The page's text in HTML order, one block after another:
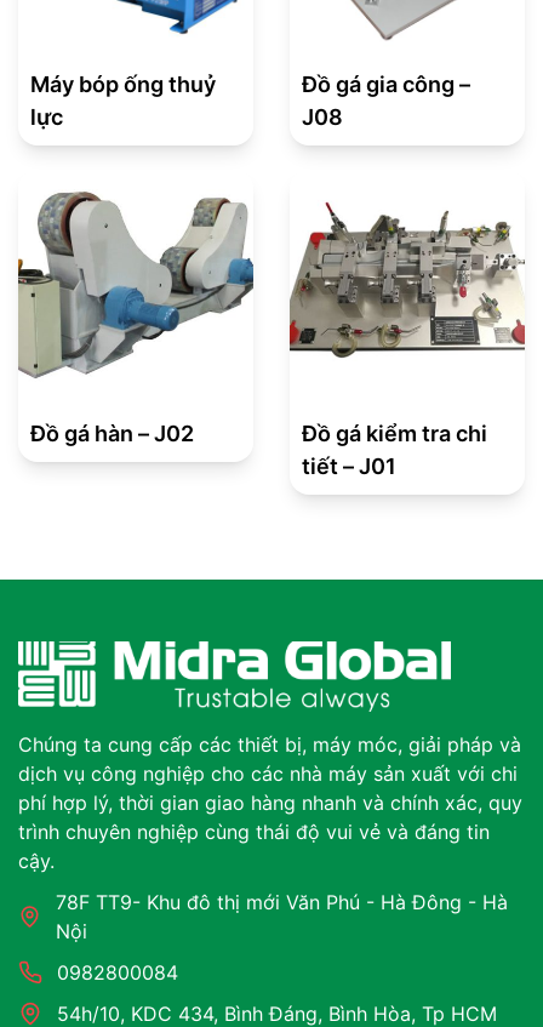
Máy bóp ống thuỷ
lực
Đồ gá gia công –
J08
Đồ gá hàn – J02
Đồ gá kiểm tra chi
tiết – J01
Chúng ta cung cấp các thiết bị, máy móc, giải pháp và
dịch vụ công nghiệp cho các nhà máy sản xuất với chi
phí hợp lý, thời gian giao hàng nhanh và chính xác, quy
trình chuyên nghiệp cùng thái độ vui vẻ và đáng tin
cậy.
78F TT9- Khu đô thị mới Văn Phú - Hà Đông - Hà
Nội
0982800084
54h/10, KDC 434, Bình Đáng, Bình Hòa, Tp HCM